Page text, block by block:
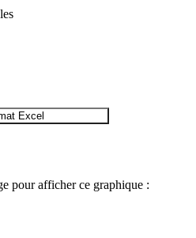
Excel
pour afficher ce graphique :